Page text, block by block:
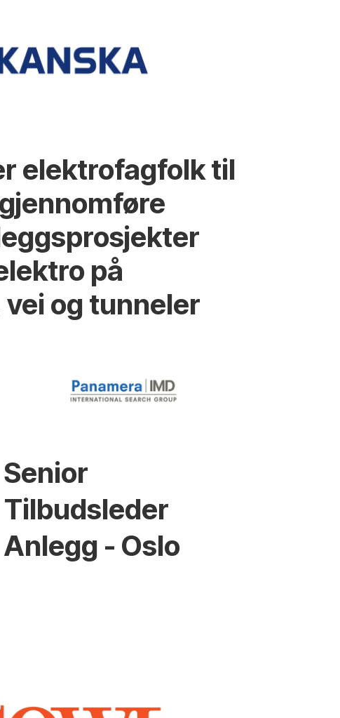
elektrofagfolk til
på
og tunneler
Senior
Tilbudsleder
Anlegg - Oslo